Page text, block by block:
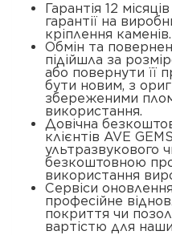
Гарантія 12
гарантії на
кріплення каменів.
Обмін та
підійшла за
або повернути її
бути новим, з
збереженими
використання.
Довічна
клієнтів AVE
ультразвукового
безкоштовною
використання
Сервіси
професійне
покриття чи
вартістю для